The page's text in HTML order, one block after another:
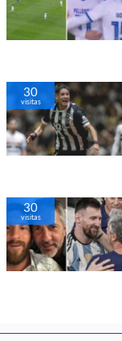
30
visitas
30
visitas